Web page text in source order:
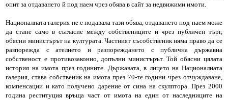
РЕДАКЦИОННА ПОЛИТИКА НА THE NEWS BG REPORTER
опит за отдаването й под наем чрез обява в сайт за недвижими имоти.
Националната галерия не е подавала тази обява, отдаването под наем може
да стане само в съгласие между собствениците и чрез публичен търг,
обясни министърът на културата. Частният съсобственик няма право да се
разпорежда с ателието и разпореждането с публична държавна
собственост е противозаконно, допълни министърът. Той обясни цялата
история на имота през годините. Държавата, в лицето на Националната
галерия, става собственик на имота през 70-те години чрез отчуждаване,
компенсации и като получено дарение от сина на скулптора. През 2000
година реституция връща част от имота на един от наследниците на